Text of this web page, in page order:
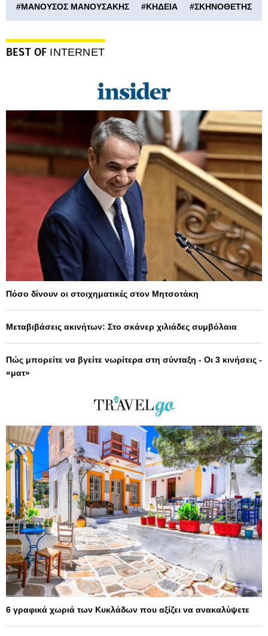
#ΜΑΝΟΥΣΟΣ ΜΑΝΟΥΣΑΚΗΣ #ΚΗΔΕΙΑ #ΣΚΗΝΟΘΕΤΗΣ
BEST OF INTERNET
Πόσο δίνουν οι στοιχηματικές στον Μητσοτάκη
Μεταβιβάσεις ακινήτων: Στο σκάνερ χιλιάδες συμβόλαια
Πώς μπορείτε να βγείτε νωρίτερα στη σύνταξη - Οι 3 κινήσεις -
«ματ»
6 γραφικά χωριά των Κυκλάδων που αξίζει να ανακαλύψετε